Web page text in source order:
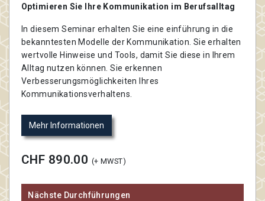
Optimieren Sie Ihre Kommunikation im Berufsalltag
In diesem Seminar erhalten Sie eine einführung in die
bekanntesten Modelle der Kommunikation. Sie erhalten
wertvolle Hinweise und Tools, damit Sie diese in Ihrem
Alltag nutzen können. Sie erkennen
Verbesserungsmöglichkeiten Ihres
Kommunikationsverhaltens.
Mehr Informationen
CHF 890.00 (+ MWST)
Nächste Durchführungen